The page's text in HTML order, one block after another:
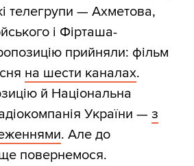
телегрупи — Ахметова,
і Фірташа-
прийняли: фільм
на шести каналах.
й Національна
України — з
. Але до
повернемося.